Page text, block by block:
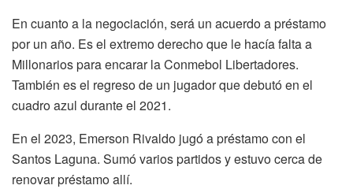
En cuanto a la negociación, será un acuerdo a préstamo
por un año. Es el extremo derecho que le hacía falta a
Millonarios para encarar la Conmebol Libertadores.
También es el regreso de un jugador que debutó en el
cuadro azul durante el 2021.
En el 2023, Emerson Rivaldo jugó a préstamo con el
Santos Laguna. Sumó varios partidos y estuvo cerca de
renovar préstamo allí.